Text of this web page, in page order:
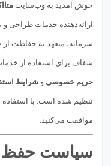
خوش آمدید به وب‌سایت
ارائه‌دهنده خدمات طراحی و
سرمایه، متعهد به حفاظت
شفاف برای استفاده از
حریم خصوصی و شرایط
تنظیم شده است. با استفاده
موافقت می‌کنید.
سیاست